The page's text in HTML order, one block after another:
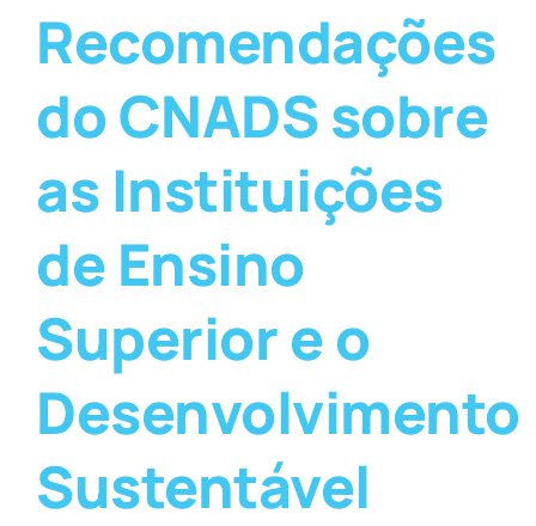
Recomendações
do CNADS sobre
as Instituições
de Ensino
Superior e o
Desenvolvimento
Sustentável